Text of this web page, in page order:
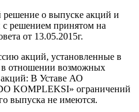
о выпуске акций и
с решением принятом на
от 13.05.2015г.
акций, установленные в
в отношении возможных
В Уставе АО
KOMPLEKSI» ограничений
выпуска не имеются.